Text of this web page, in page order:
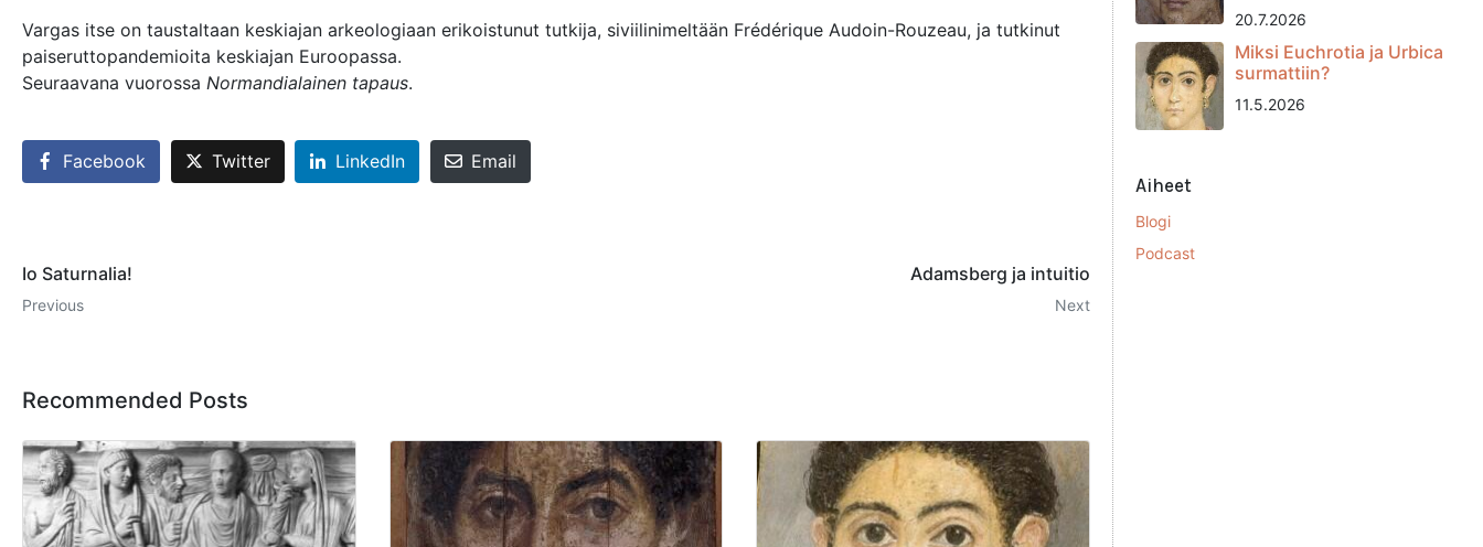
Vargas itse on taustaltaan keskiajan arkeologiaan erikoistunut tutkija, siviilinimeltään Frédérique Audoin-Rouzeau, ja tutkinut
paiseruttopandemioita keskiajan Euroopassa.
Seuraavana vuorossa Normandialainen tapaus.
Facebook Twitter LinkedIn Email
Io Saturnalia!
Previous
Adamsberg ja intuitio
Next
Recommended Posts
20.7.2026
Miksi Euchrotia ja Urbica
surmattiin?
11.5.2026
Aiheet
Blogi
Podcast